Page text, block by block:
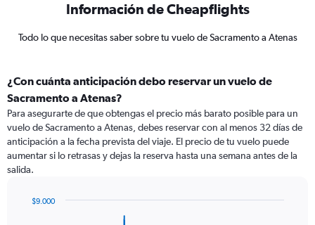
Información de Cheapflights
Todo lo que necesitas saber sobre tu vuelo de Sacramento a Atenas
¿Con cuánta anticipación debo reservar un vuelo de
Sacramento a Atenas?
Para asegurarte de que obtengas el precio más barato posible para un
vuelo de Sacramento a Atenas, debes reservar con al menos 32 días de
anticipación a la fecha prevista del viaje. El precio de tu vuelo puede
aumentar si lo retrasas y dejas la reserva hasta una semana antes de la
salida.
$9.000